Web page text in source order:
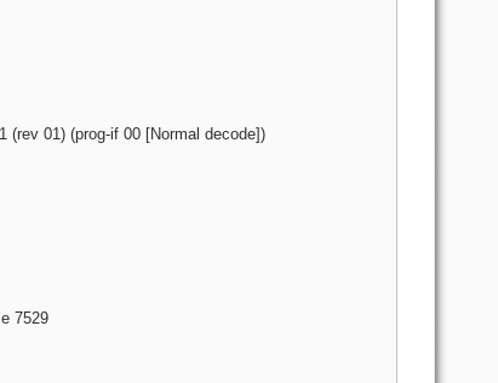
(rev 01) (prog-if 00 [Normal decode])
7529